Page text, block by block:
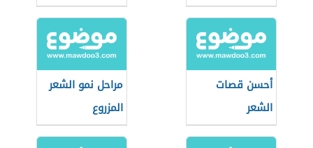
أحسن قصات
الشعر
مراحل نمو الشعر
المزروع